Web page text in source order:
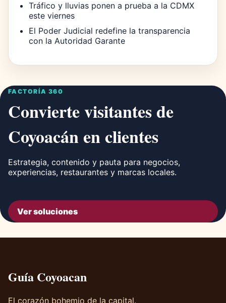
Tráfico y lluvias ponen a prueba a la CDMX
este viernes
El Poder Judicial redefine la transparencia
con la Autoridad Garante
FACTORÍA 360
Convierte visitantes de
Coyoacán en clientes
Estrategia, contenido y pauta para negocios,
experiencias, restaurantes y marcas locales.
Ver soluciones
Guía Coyoacan
El corazón bohemio de la capital.